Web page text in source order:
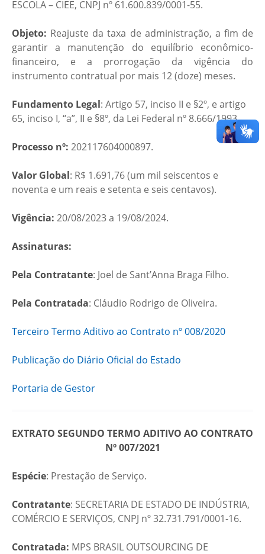
ESCOLA – CIEE, CNPJ nº 61.600.839/0001-55.
Objeto: Reajuste da taxa de administração, a fim de
garantir a manutenção do equilíbrio econômico-
financeiro, e a prorrogação da vigência do
instrumento contratual por mais 12 (doze) meses.
Fundamento Legal: Artigo 57, inciso II e §2º, e artigo
65, inciso I, “a”, II e §8º, da Lei Federal nº 8.666/1993.
Processo nº: 202117604000897.
Valor Global: R$ 1.691,76 (um mil seiscentos e
noventa e um reais e setenta e seis centavos).
Vigência: 20/08/2023 a 19/08/2024.
Assinaturas:
Pela Contratante: Joel de Sant’Anna Braga Filho.
Pela Contratada: Cláudio Rodrigo de Oliveira.
Terceiro Termo Aditivo ao Contrato nº 008/2020
Publicação do Diário Oficial do Estado
Portaria de Gestor
EXTRATO SEGUNDO TERMO ADITIVO AO CONTRATO
Nº 007/2021
Espécie: Prestação de Serviço.
Contratante: SECRETARIA DE ESTADO DE INDÚSTRIA,
COMÉRCIO E SERVIÇOS, CNPJ nº 32.731.791/0001-16.
Contratada: MPS BRASIL OUTSOURCING DE